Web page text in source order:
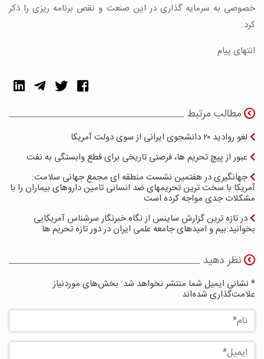
خصوصی به سرمایه گذاری در این صنعت و نقص برنامه ریزی را ذکر
کرد.
انتهای پیام
مطالب مرتبط
لغو روادید ۲۰ دانشجوی ایرانی از سوی دولت آمریکا
عبور از پیچ تحریم ها، فرصتی تاریخی برای قطع وابستگی به نفت
جهانگیری در هفتمین نشست منطقه ای مجمع جهانی سلامت:
آمریکا با سخت ترین تحریمهای ضد انسانی تامین داروهای بیماران را با
مشکلات جدی مواجه کرده است
در تازه ترین گزارش ساینس از نگاه خبرنگار سرشناس آمریکایی
بخوانید:بیم و امیدهای جامعه علمی ایران در دور تازه تحریم ها
نظر دهید
* نشانی ایمیل شما منتشر نخواهد شد. بخش‌های موردنیاز
علامت‌گذاری شده‌اند